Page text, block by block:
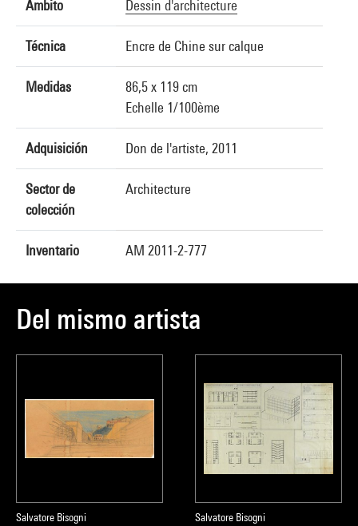
Ámbito Dessin d'architecture
Técnica Encre de Chine sur calque
Medidas
86,5 x 119 cm
Echelle 1/100ème
Adquisición Don de l'artiste, 2011
Sector de
colección
Architecture
Inventario AM 2011-2-777
Del mismo artista
Salvatore Bisogni
Salvatore Bisogni